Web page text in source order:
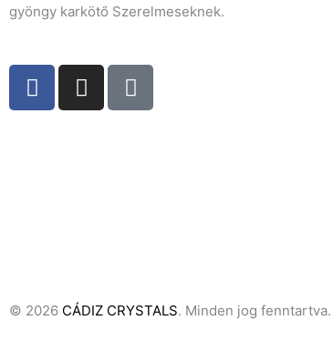
gyöngy karkötő Szerelmeseknek.
F
a
I
n
T
i
© 2026 CÁDIZ CRYSTALS. Minden jog fenntartva.